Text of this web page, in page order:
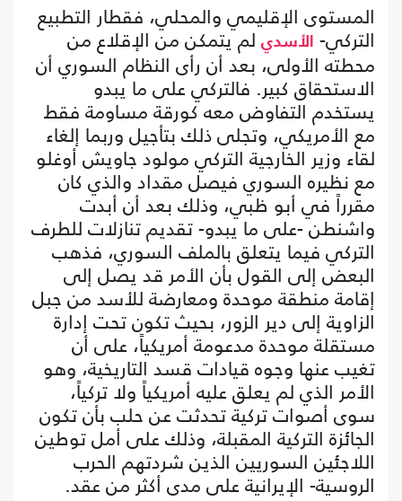
المستوى الإقليمي والمحلي، فقطار التطبيع
التركي- الأسدي لم يتمكن من الإقلاع من
محطته الأولى، بعد أن رأى النظام السوري أن
الاستحقاق كبير. فالتركي على ما يبدو
يستخدم التفاوض معه كورقة مساومة فقط
مع الأمريكي، وتجلى ذلك بتأجيل وربما إلغاء
لقاء وزير الخارجية التركي مولود جاويش أوغلو
مع نظيره السوري فيصل مقداد والذي كان
مقرراً في أبو ظبي، وذلك بعد أن أبدت
واشنطن -على ما يبدو- تقديم تنازلات للطرف
التركي فيما يتعلق بالملف السوري، فذهب
البعض إلى القول بأن الأمر قد يصل إلى
إقامة منطقة موحدة ومعارضة للأسد من جبل
الزاوية إلى دير الزور، بحيث تكون تحت إدارة
مستقلة موحدة مدعومة أمريكياً، على أن
تغيب عنها وجوه قيادات قسد التاريخية، وهو
الأمر الذي لم يعلق عليه أمريكياً ولا تركياً،
سوى أصوات تركية تحدثت عن حلب بأن تكون
الجائزة التركية المقبلة، وذلك على أمل توطين
اللاجئين السوريين الذين شردتهم الحرب
الروسية- الإيرانية على مدى أكثر من عقد.